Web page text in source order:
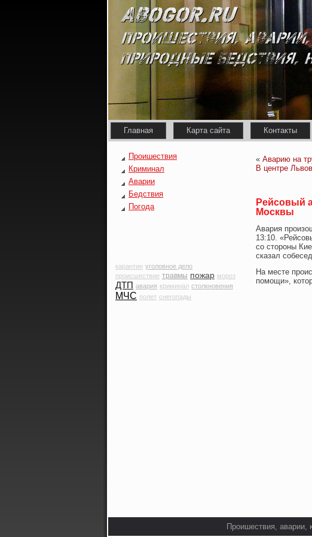
Главная Карта сайта Контакты
Проишествия
Криминал
Аварии
Бедствия
Погода
карантин уголовное дело
происшествие травмы пожар мороз
ДТП авария криминал столкновения
МЧС полет снегопады
« Аварию на
В центре
Рейсовый
Москвы
Авария
13:10.
со стороны
сказал
На месте
помощи»,
Прοишествия, аварии,